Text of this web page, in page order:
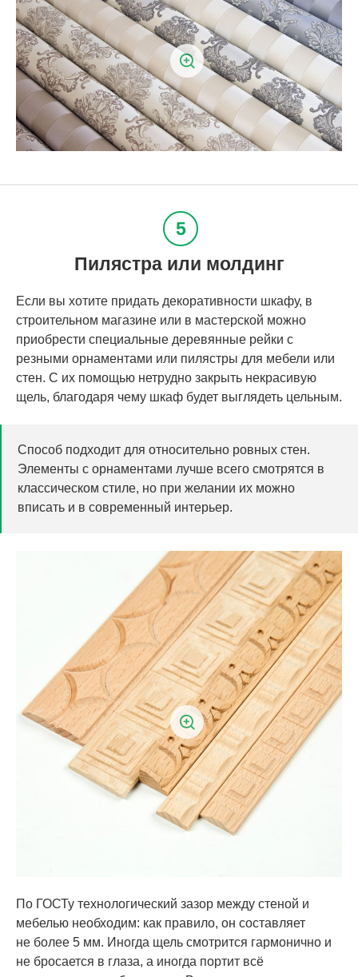
Пилястра или молдинг
Если вы хотите придать декоративности шкафу, в
строительном магазине или в мастерской можно
приобрести специальные деревянные рейки с
резными орнаментами или пилястры для мебели или
стен. С их помощью нетрудно закрыть некрасивую
щель, благодаря чему шкаф будет выглядеть цельным.
Способ подходит для относительно ровных стен.
Элементы с орнаментами лучше всего смотрятся в
классическом стиле, но при желании их можно
вписать и в современный интерьер.
По ГОСТу технологический зазор между стеной и
мебелью необходим: как правило, он составляет
не более 5 мм. Иногда щель смотрится гармонично и
не бросается в глаза, а иногда портит всё